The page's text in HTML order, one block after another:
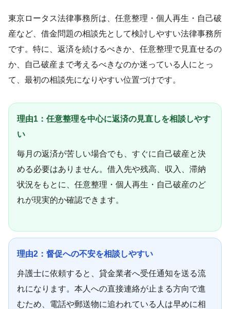
東京ロータス法律事務所は、任意整理・個人再生・自己破
産など、借金問題の相談先として検討しやすい法律事務所
です。特に、返済を続けるべきか、任意整理で見直せるの
か、自己破産まで考えるべきなのか迷っている人にとっ
て、最初の相談先になりやすい位置づけです。
理由1：任意整理を中心に返済の見直しを相談しやす
い
毎月の返済が苦しい場合でも、すぐに自己破産と決
める必要はありません。借入先や残高、収入、滞納
状況をもとに、任意整理・個人再生・自己破産のど
れが現実的か確認できます。
理由2：督促への不安を相談しやすい
弁護士に依頼すると、貸金業者へ受任通知を送る流
れになります。本人への直接連絡が止まる方向で進
むため、電話や郵送物に追われている人は早めに相